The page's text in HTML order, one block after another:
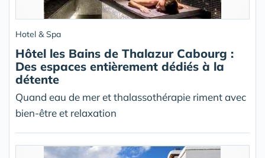
Hotel & Spa
Hôtel les Bains de Thalazur Cabourg :
Des espaces entièrement dédiés à la
détente
Quand eau de mer et thalassothérapie riment avec
bien-être et relaxation